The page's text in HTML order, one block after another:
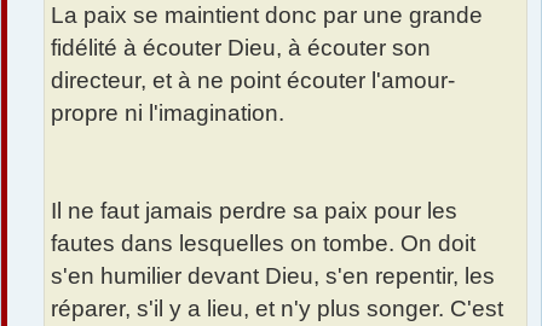
La paix se maintient donc par une grande
fidélité à écouter Dieu, à écouter son
directeur, et à ne point écouter l'amour-
propre ni l'imagination.
Il ne faut jamais perdre sa paix pour les
fautes dans lesquelles on tombe. On doit
s'en humilier devant Dieu, s'en repentir, les
réparer, s'il y a lieu, et n'y plus songer. C'est